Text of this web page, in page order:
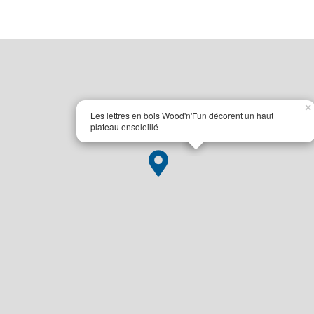
Les lettres en bois Wood'n'Fun décorent un haut
plateau ensoleillé
×